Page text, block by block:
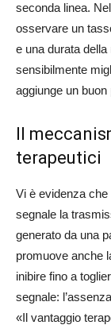
seconda linea.
osservare un
e una durata
sensibilmente
aggiunge un buon
Il
terapeutici
Vi è evidenza
segnale la
generato da una
promuove anche
inibire fino a
segnale:
«Il vantaggio